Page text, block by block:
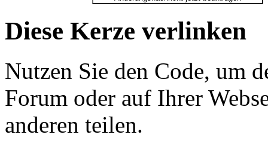
Diese Kerze verlinken
Nutzen Sie den Code, um
Forum oder auf Ihrer
anderen teilen.